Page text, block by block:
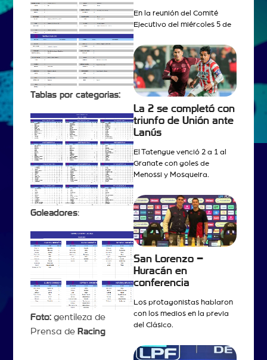
Tablas por categorias:
Goleadores:
Foto:gentileza de
Prensa de Racing
En la reunión del Comité
Ejecutivo del miércoles 5 de
La 2 se completó con
triunfo de Unión ante
Lanús
El Tatengue venció 2 a 1 al
Granate con goles de
Menossi y Mosqueira.
San Lorenzo –
Huracán en
conferencia
Los protagonistas hablaron
con los medios en la previa
del Clásico.